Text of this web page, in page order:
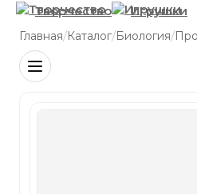
Творчество
Игрушки
Главная/Каталог/Биология/